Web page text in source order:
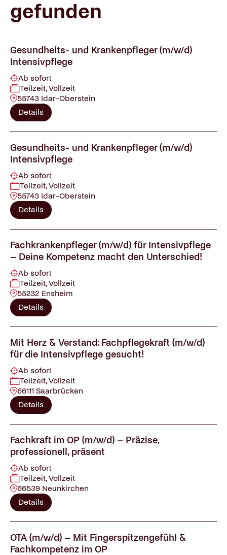
gefunden
Gesundheits- und Krankenpfleger (m/w/d)
Intensivpflege
Ab sofort
Teilzeit, Vollzeit
55743 Idar-Oberstein
Details
Gesundheits- und Krankenpfleger (m/w/d)
Intensivpflege
Ab sofort
Teilzeit, Vollzeit
55743 Idar-Oberstein
Details
Fachkrankenpfleger (m/w/d) für Intensivpflege
– Deine Kompetenz macht den Unterschied!
Ab sofort
Teilzeit, Vollzeit
55232 Ensheim
Details
Mit Herz & Verstand: Fachpflegekraft (m/w/d)
für die Intensivpflege gesucht!
Ab sofort
Teilzeit, Vollzeit
66111 Saarbrücken
Details
Fachkraft im OP (m/w/d) – Präzise,
professionell, präsent
Ab sofort
Teilzeit, Vollzeit
66539 Neunkirchen
Details
OTA (m/w/d) – Mit Fingerspitzengefühl &
Fachkompetenz im OP